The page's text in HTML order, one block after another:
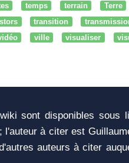
temps terrain Terre
transition
ville visualiser
sont disponibles sous
à citer est
auteurs à citer